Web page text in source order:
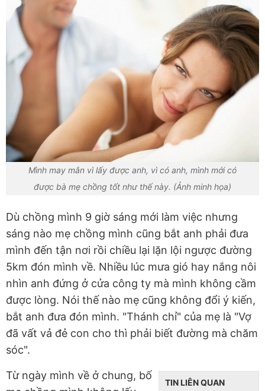
Mình may mắn vì lấy được anh, vì có anh, mình mới có
được bà mẹ chồng tốt như thế này. (Ảnh minh họa)
Dù chồng mình 9 giờ sáng mới làm việc nhưng
sáng nào mẹ chồng mình cũng bắt anh phải đưa
mình đến tận nơi rồi chiều lại lặn lội ngược đường
5km đón mình về. Nhiều lúc mưa gió hay nắng nôi
nhìn anh đứng ở cửa công ty mà mình không cầm
được lòng. Nói thế nào mẹ cũng không đổi ý kiến,
bắt anh đưa đón mình. "Thánh chỉ" của mẹ là "Vợ
đã vất vả đẻ con cho thì phải biết đường mà chăm
sóc".
TIN LIÊN QUAN
Từ ngày mình về ở chung, bố